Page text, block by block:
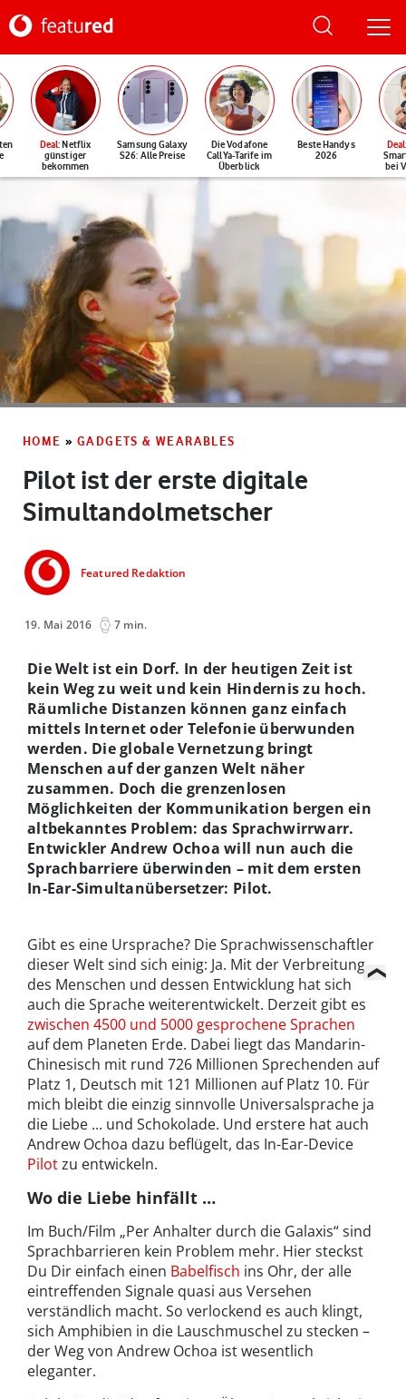
Deal: Netflix
günstiger
bekommen
Samsung Galaxy
S26: Alle Preise
Die Vodafone
CallYa-Tarife im
Überblick
Beste Handys
2026
Deal
bei
HOME » GADGETS & WEARABLES
Pilot ist der erste digitale
Simultandolmetscher
Featured Redaktion
19. Mai 2016 7 min.
Die Welt ist ein Dorf. In der heutigen Zeit ist
kein Weg zu weit und kein Hindernis zu hoch.
Räumliche Distanzen können ganz einfach
mittels Internet oder Telefonie überwunden
werden. Die globale Vernetzung bringt
Menschen auf der ganzen Welt näher
zusammen. Doch die grenzenlosen
Möglichkeiten der Kommunikation bergen ein
altbekanntes Problem: das Sprachwirrwarr.
Entwickler Andrew Ochoa will nun auch die
Sprachbarriere überwinden – mit dem ersten
In-Ear-Simultanübersetzer: Pilot.
Gibt es eine Ursprache? Die Sprachwissenschaftler
dieser Welt sind sich einig: Ja. Mit der Verbreitung
des Menschen und dessen Entwicklung hat sich
auch die Sprache weiterentwickelt. Derzeit gibt es
zwischen 4500 und 5000 gesprochene Sprachen
auf dem Planeten Erde. Dabei liegt das Mandarin-
Chinesisch mit rund 726 Millionen Sprechenden auf
Platz 1, Deutsch mit 121 Millionen auf Platz 10. Für
mich bleibt die einzig sinnvolle Universalsprache ja
die Liebe ... und Schokolade. Und erstere hat auch
Andrew Ochoa dazu beflügelt, das In-Ear-Device
Pilotzu entwickeln.
Wo die Liebe hinfällt …
Im Buch/Film „Per Anhalter durch die Galaxis“ sind
Sprachbarrieren kein Problem mehr. Hier steckst
Du Dir einfach einen Babelfisch ins Ohr, der alle
eintreffenden Signale quasi aus Versehen
verständlich macht. So verlockend es auch klingt,
sich Amphibien in die Lauschmuschel zu stecken –
der Weg von Andrew Ochoa ist wesentlich
eleganter.